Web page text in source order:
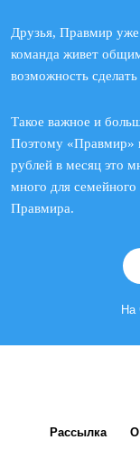
Друзья, Правмир
команда живет
возможность
Такое важное и
Поэтому «Правмир»
рублей в месяц это
много для
Правмира.
На
Рассылка О